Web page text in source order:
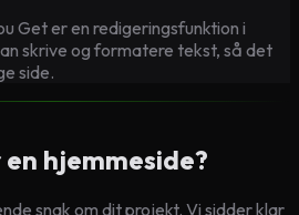
Get er en redigeringsfunktion i
skrive og formatere tekst, så det
side.
hjemmeside?
snak om dit projekt. Vi sidder klar